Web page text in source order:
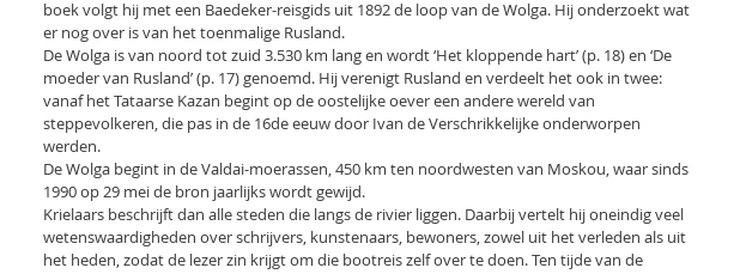
boek volgt hij met een Baedeker-reisgids uit 1892 de loop van de Wolga. Hij onderzoekt wat
er nog over is van het toenmalige Rusland.
De Wolga is van noord tot zuid 3.530 km lang en wordt ‘Het kloppende hart’ (p. 18) en ‘De
moeder van Rusland’ (p. 17) genoemd. Hij verenigt Rusland en verdeelt het ook in twee:
vanaf het Tataarse Kazan begint op de oostelijke oever een andere wereld van
steppevolkeren, die pas in de 16de eeuw door Ivan de Verschrikkelijke onderworpen
werden.
De Wolga begint in de Valdai-moerassen, 450 km ten noordwesten van Moskou, waar sinds
1990 op 29 mei de bron jaarlijks wordt gewijd.
Krielaars beschrijft dan alle steden die langs de rivier liggen. Daarbij vertelt hij oneindig veel
wetenswaardigheden over schrijvers, kunstenaars, bewoners, zowel uit het verleden als uit
het heden, zodat de lezer zin krijgt om die bootreis zelf over te doen. Ten tijde van de